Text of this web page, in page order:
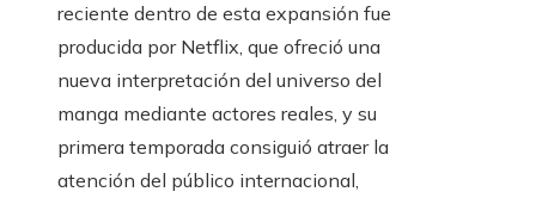
reciente dentro de esta expansión fue
producida por Netflix, que ofreció una
nueva interpretación del universo del
manga mediante actores reales, y su
primera temporada consiguió atraer la
atención del público internacional,